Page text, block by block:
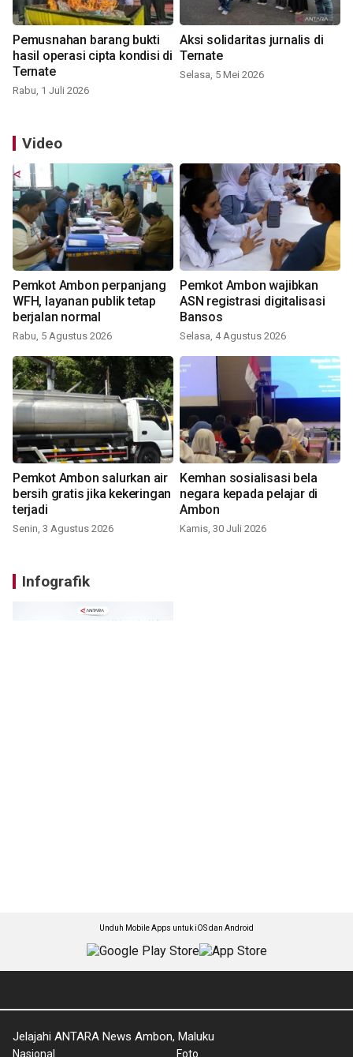
Pemusnahan barang bukti
hasil operasi cipta kondisi di
Ternate
Rabu, 1 Juli 2026
Aksi solidaritas jurnalis di
Ternate
Selasa, 5 Mei 2026
Video
Pemkot Ambon perpanjang
WFH, layanan publik tetap
berjalan normal
Rabu, 5 Agustus 2026
Pemkot Ambon wajibkan
ASN registrasi digitalisasi
Bansos
Selasa, 4 Agustus 2026
Pemkot Ambon salurkan air
bersih gratis jika kekeringan
terjadi
Senin, 3 Agustus 2026
Kemhan sosialisasi bela
negara kepada pelajar di
Ambon
Kamis, 30 Juli 2026
Infografik
Unduh Mobile Apps untuk iOS dan Android
Jelajahi ANTARA News Ambon, Maluku
Nasional Foto